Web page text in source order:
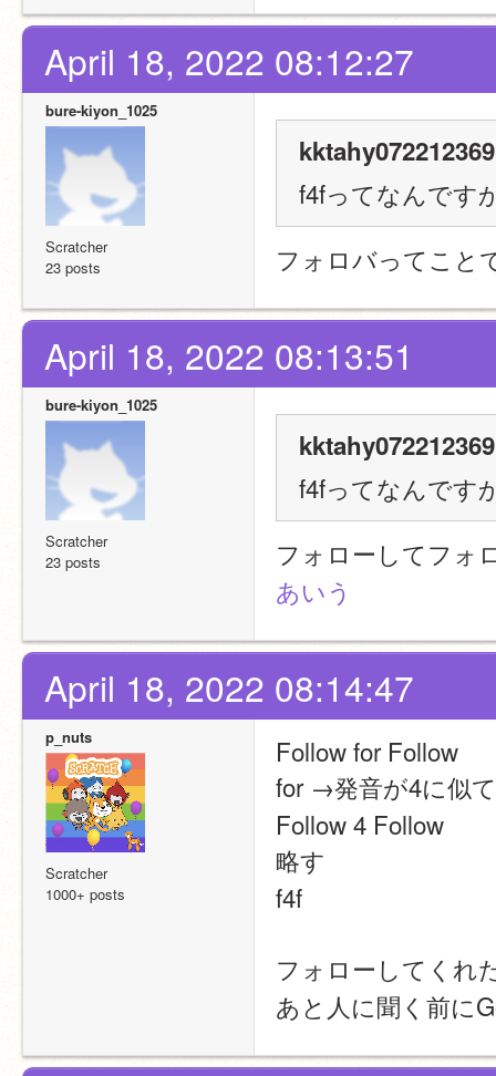
April 18, 2022 08:12:27
bure-kiyon_1025
Scratcher
23 posts
f4fってなんです
フォロバってこと
April 18, 2022 08:13:51
bure-kiyon_1025
Scratcher
23 posts
f4fってなんです
フォローしてフォ
あいう
April 18, 2022 08:14:47
p_nuts
Scratcher
1000+ posts
Follow for Follow
for →発音が4に似
Follow 4 Follow
略す
f4f
フォローしてくれ
あと人に聞く前に